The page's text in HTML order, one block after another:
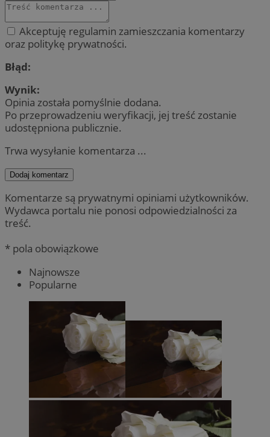
Akceptuję regulamin zamieszczania komentarzy
oraz politykę prywatności.
Błąd:
Wynik:
Opinia została pomyślnie dodana.
Po przeprowadzeniu weryfikacji, jej treść zostanie
udostępniona publicznie.
Trwa wysyłanie komentarza ...
Dodaj komentarz
Komentarze są prywatnymi opiniami użytkowników.
Wydawca portalu nie ponosi odpowiedzialności za
treść.
* pola obowiązkowe
Najnowsze
Popularne